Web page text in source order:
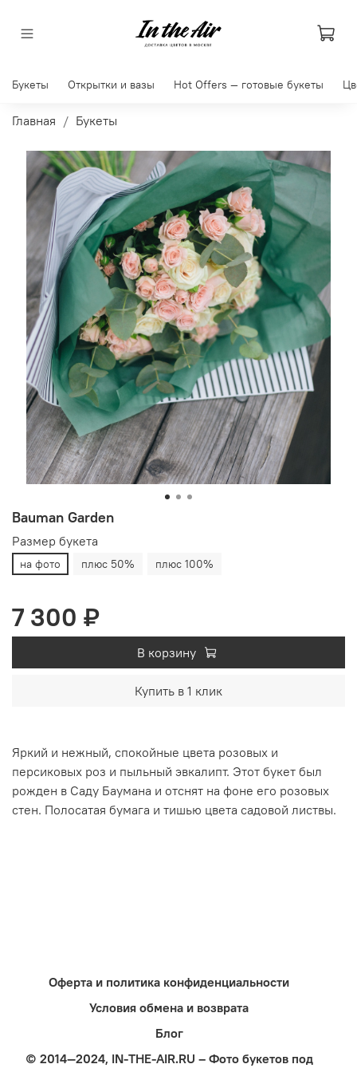
Букеты Открытки и вазы Hot Offers — готовые букеты
Главная Букеты
Bauman Garden
Размер букета
на фото плюс 50% плюс 100%
7 300 ₽
В корзину
Купить в 1 клик
Яркий и нежный, спокойные цвета розовых и
персиковых роз и пыльный эвкалипт. Этот букет был
рожден в Саду Баумана и отснят на фоне его розовых
стен. Полосатая бумага и тишью цвета садовой листвы.
Оферта и политика конфиденциальности
Условия обмена и возврата
Блог
© 2014—2024, IN-THE-AIR.RU – Фото букетов под